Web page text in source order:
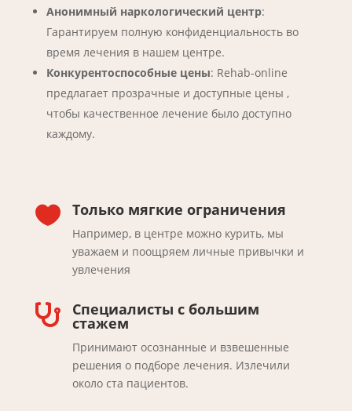
Анонимный наркологический центр:
Гарантируем полную конфиденциальность во
время лечения в нашем центре.
Конкурентоспособные цены: Rehab-online
предлагает прозрачные и доступные цены ,
чтобы качественное лечение было доступно
каждому.
 Только мягкие ограничения
Например, в центре можно курить, мы
уважаем и поощряем личные привычки и
увлечения
 Специалисты с большим
стажем
Принимают осознанные и взвешенные
решения о подборе лечения. Излечили
около ста пациентов.